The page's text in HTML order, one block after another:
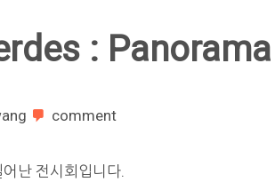
: Panorama
comment
난 전시회입니다.